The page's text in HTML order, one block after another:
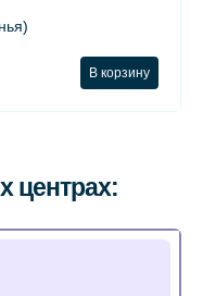
В корзину
центрах: